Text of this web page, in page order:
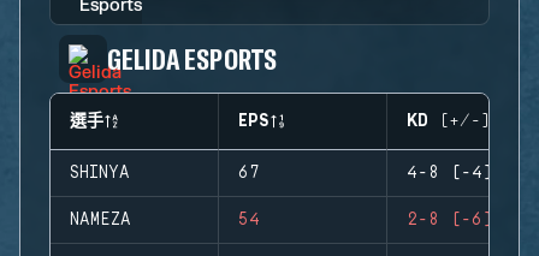
GELIDA ESPORTS
選手 EPS KD (+/-)
SHINYA 67 4-8 (-4)
NAMEZA 54 2-8 (-6)